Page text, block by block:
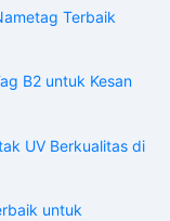
Terbaik
B2 untuk Kesan
UV Berkualitas di
untuk